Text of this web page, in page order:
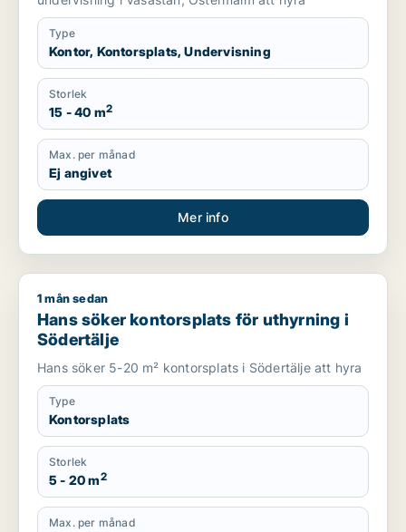
Type
Kontor, Kontorsplats, Undervisning
Storlek
15 - 40 m2
Max. per månad
Ej angivet
Mer info
Hans söker kontorsplats för uthyrning i Södertälje
1 mån sedan
Hans söker kontorsplats för uthyrning i
Södertälje
Hans söker 5-20 m² kontorsplats i Södertälje att hyra
Type
Kontorsplats
Storlek
5 - 20 m2
Max. per månad